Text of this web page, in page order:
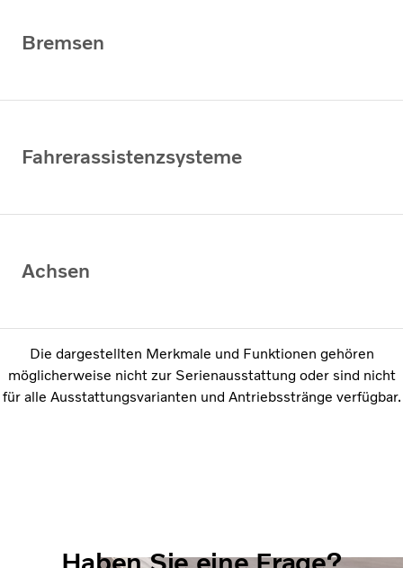
Bremsen
Fahrerassistenzsysteme
Achsen
Die dargestellten Merkmale und Funktionen gehören
möglicherweise nicht zur Serienausstattung oder sind nicht
für alle Ausstattungsvarianten und Antriebsstränge verfügbar.